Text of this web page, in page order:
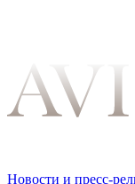
Новости и пресс-